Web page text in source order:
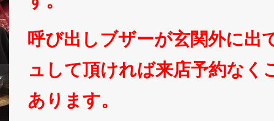
呼び出しブザーが玄関外に出
ュして頂ければ来店予約なく
あります。